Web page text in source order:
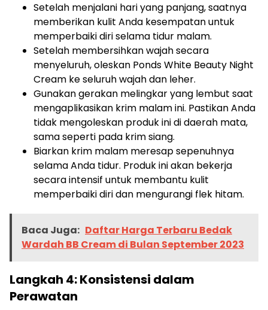
Setelah menjalani hari yang panjang, saatnya
memberikan kulit Anda kesempatan untuk
memperbaiki diri selama tidur malam.
Setelah membersihkan wajah secara
menyeluruh, oleskan Ponds White Beauty Night
Cream ke seluruh wajah dan leher.
Gunakan gerakan melingkar yang lembut saat
mengaplikasikan krim malam ini. Pastikan Anda
tidak mengoleskan produk ini di daerah mata,
sama seperti pada krim siang.
Biarkan krim malam meresap sepenuhnya
selama Anda tidur. Produk ini akan bekerja
secara intensif untuk membantu kulit
memperbaiki diri dan mengurangi flek hitam.
Baca Juga: Daftar Harga Terbaru Bedak
Wardah BB Cream di Bulan September 2023
Langkah 4: Konsistensi dalam
Perawatan